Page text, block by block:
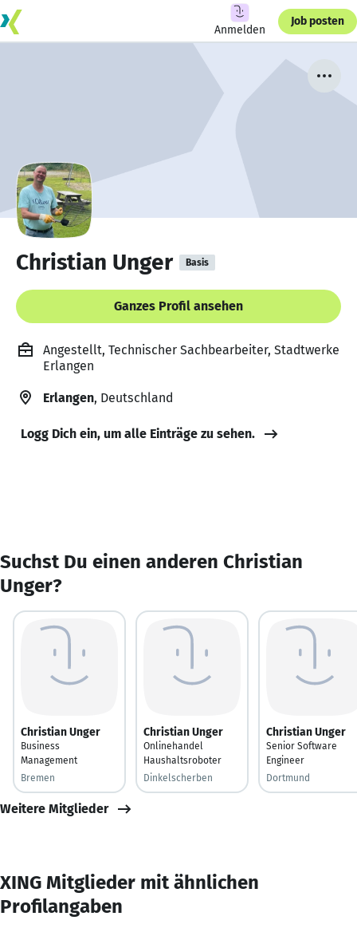
Anmelden
Job posten
Christian Unger Basis
Ganzes Profil ansehen
Angestellt, Technischer Sachbearbeiter, Stadtwerke
Erlangen
Erlangen, Deutschland
Logg Dich ein, um alle Einträge zu sehen.
Suchst Du einen anderen Christian
Unger?
Christian Unger
Business
Management
Bremen
Christian Unger
Onlinehandel
Haushaltsroboter
Dinkelscherben
Christian Unger
Senior Software
Engineer
Dortmund
Weitere Mitglieder
XING Mitglieder mit ähnlichen
Profilangaben